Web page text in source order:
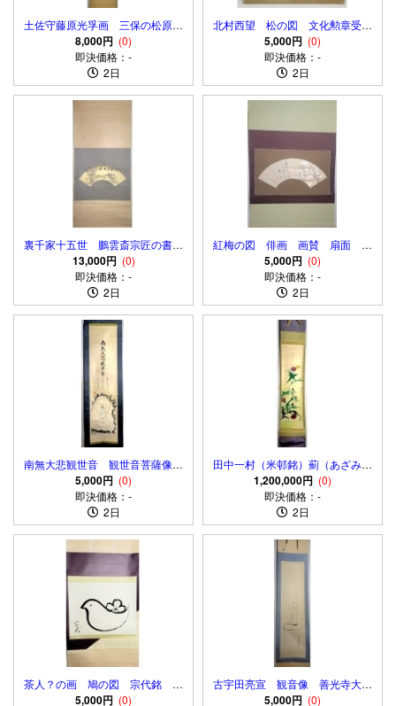
土佐守藤原光孚画 三保の松原
大徳寺418世 宙宝宗宇賛 画
賛 肉筆、絹本 合わせ箱
8,000円 (0)
即決価格：-
2日
北村西望 松の図 文化勲章受賞
者 色紙 肉筆
5,000円 (0)
即決価格：-
2日
裏千家十五世 鵬雲斎宗匠の書
千里同風 扇面 肉筆、紙本 合
わせ箱
13,000円 (0)
即決価格：-
2日
紅梅の図 俳画 画賛 扇面 紅
雪銘 肉筆、紙本 合わせ箱
5,000円 (0)
即決価格：-
2日
南無大悲観世音 観世音菩薩像
秀雅銘 肉筆、紙本 箱無
5,000円 (0)
即決価格：-
2日
田中一村（米邨銘）薊（あざみ）
に蝶 花鳥画 肉筆、紙本 合わ
せ箱
1,200,000円 (0)
即決価格：-
2日
茶人？の画 鳩の図 宗代銘 肉
筆、紙本 紙表装 合わせ箱
5,000円 (0)
古宇田亮宣 観音像 善光寺大勧
進、貫主 肉筆、紙本 合わせ箱
5,000円 (0)